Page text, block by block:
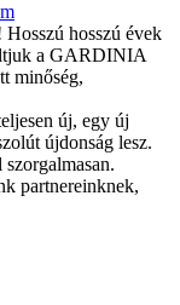
hosszú évek
a GARDINIA
minőség,
új, egy új
újdonság lesz.
partnereinknek,